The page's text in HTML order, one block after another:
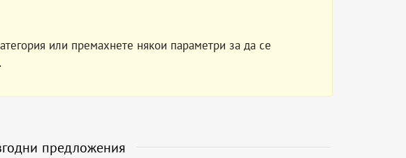
или премахнете някои параметри за да се
предложения